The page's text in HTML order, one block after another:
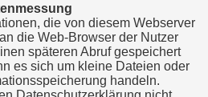
die von diesem Webserver
die Web-Browser der Nutzer
späteren Abruf gespeichert
es sich um kleine Dateien oder
handeln.